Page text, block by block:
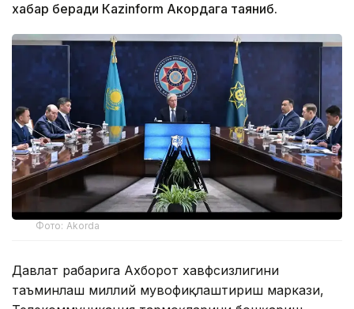
хабар беради Каzinform Акордага таяниб.
Фото: Akorda
Давлат раҳбарига Ахборот хавфсизлигини
таъминлаш миллий мувофиқлаштириш маркази,